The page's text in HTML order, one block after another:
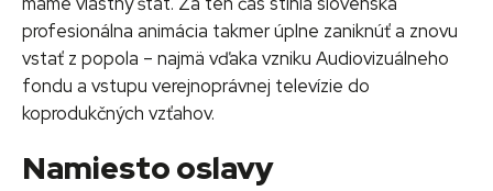
profesionálna animácia takmer úplne zaniknúť a znovu
vstať z popola – najmä vďaka vzniku Audiovizuálneho
fondu a vstupu verejnoprávnej televízie do
koprodukčných vzťahov.
Namiesto oslavy